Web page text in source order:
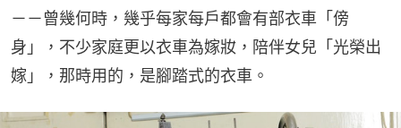
－－曾幾何時，幾乎每家每戶都會有部衣車「傍
身」，不少家庭更以衣車為嫁妝，陪伴女兒「光榮出
嫁」，那時用的，是腳踏式的衣車。